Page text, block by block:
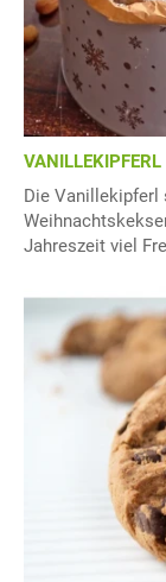
VANILLEKIPFERL
Die Vanillekipferl
Jahreszeit viel